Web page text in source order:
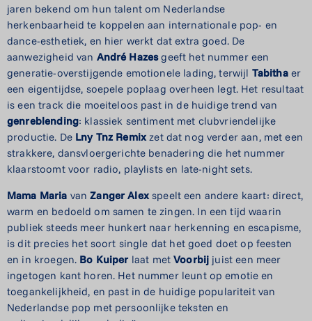
jaren bekend om hun talent om Nederlandse
herkenbaarheid te koppelen aan internationale pop- en
dance-esthetiek, en hier werkt dat extra goed. De
aanwezigheid van André Hazesgeeft het nummer een
generatie-overstijgende emotionele lading, terwijl Tabithaer
een eigentijdse, soepele poplaag overheen legt. Het resultaat
is een track die moeiteloos past in de huidige trend van
genreblending: klassiek sentiment met clubvriendelijke
productie. De Lny Tnz Remixzet dat nog verder aan, met een
strakkere, dansvloergerichte benadering die het nummer
klaarstoomt voor radio, playlists en late-night sets.
Mama Maria vanZanger Alexspeelt een andere kaart: direct,
warm en bedoeld om samen te zingen. In een tijd waarin
publiek steeds meer hunkert naar herkenning en escapisme,
is dit precies het soort single dat het goed doet op feesten
en in kroegen. Bo Kuiper laat metVoorbij juist een meer
ingetogen kant horen. Het nummer leunt op emotie en
toegankelijkheid, en past in de huidige populariteit van
Nederlandse pop met persoonlijke teksten en